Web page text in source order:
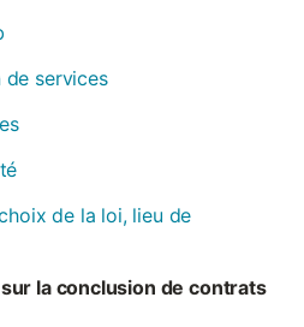
de services
de la loi, lieu de
la conclusion de contrats